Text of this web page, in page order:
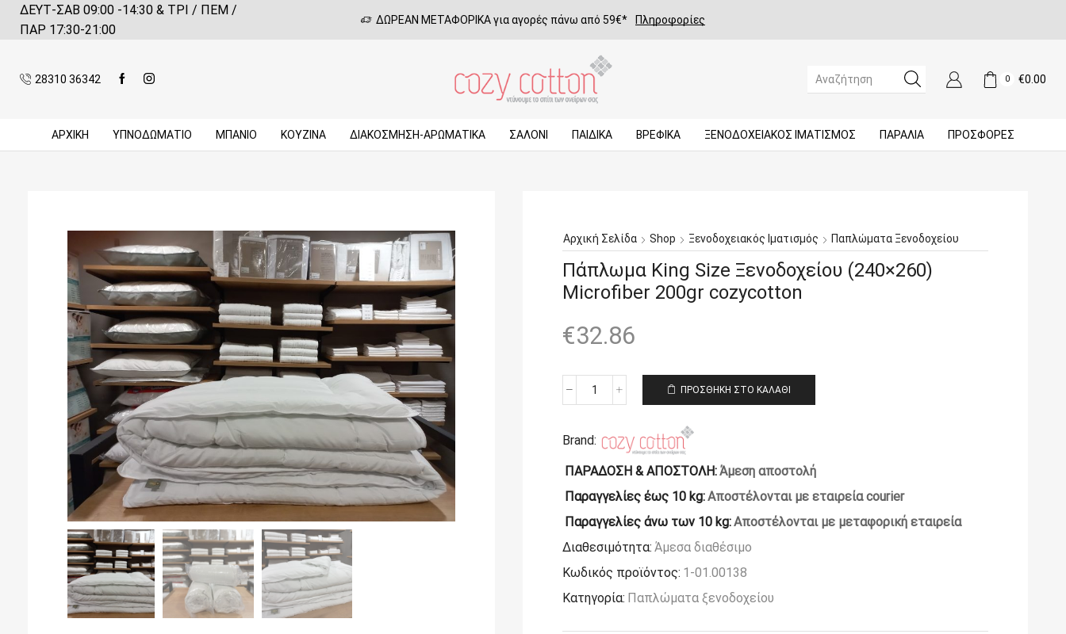
ΔΕΥΤ-ΣΑΒ 09:00 -14:30 & ΤΡΙ / ΠΕΜ /
ΠΑΡ 17:30-21:00
ΔΩΡΕΑΝ ΜΕΤΑΦΟΡΙΚΑ για αγορές πάνω από 59€* Πληροφορίες
28310 36342
SEARCH
0 €0.00
ΑΡΧΙΚΉ ΥΠΝΟΔΩΜΑΤΙΟ ΜΠΆΝΙΟ ΚΟΥΖΊΝΑ ΔΙΑΚΟΣΜΗΣΗ-ΑΡΩΜΑΤΙΚΑ ΣΑΛΌΝΙ ΠΑΙΔΙΚΆ ΒΡΕΦΙΚΆ ΞΕΝΟΔΟΧΕΙΑΚΌΣ ΙΜΑΤΙΣΜΌΣ ΠΑΡΑΛΙΑ ΠΡΟΣΦΟΡΈΣ
Αρχική Σελίδα Shop Ξενοδοχειακός Ιματισμός Παπλώματα Ξενοδοχείου
Πάπλωμα King Size Ξενοδοχείου (240×260)
Microfiber 200gr cozycotton
€32.86
Πάπλωμα
Ξενοδοχείου
Microfiber
200gr
cozycotton
ποσότητα
ΠΡΟΣΘΉΚΗ ΣΤΟ ΚΑΛΆΘΙ
Brand:
ΠΑΡΑΔΟΣΗ & ΑΠΟΣΤΟΛΗ:Άμεση αποστολή
Παραγγελίες έως 10 kg:Αποστέλονται με εταιρεία courier
Παραγγελίες άνω των 10 kg:Αποστέλονται με μεταφορική εταιρεία
Διαθεσιμότητα: Άμεσα διαθέσιμο
Κωδικός προϊόντος: 1-01.00138
Κατηγορία: Παπλώματα ξενοδοχείου